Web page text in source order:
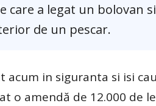
care a legat un bolovan
de un pescar.
acum in siguranta si isi
o amendă de 12.000 de